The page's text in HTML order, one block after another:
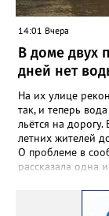
14:01 Вчера
В доме двух
дней нет
На их улице
так, и теперь
льётся на
летних жителей
О проблеме в
рассказала одна
гл.инженера
МУП ЗГО